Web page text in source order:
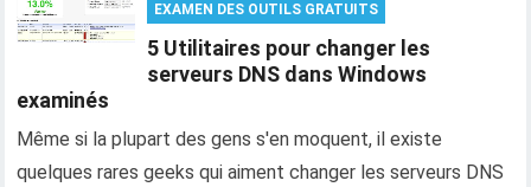
EXAMEN DES OUTILS GRATUITS
5 Utilitaires pour changer les
serveurs DNS dans Windows
examinés
Même si la plupart des gens s'en moquent, il existe
quelques rares geeks qui aiment changer les serveurs DNS